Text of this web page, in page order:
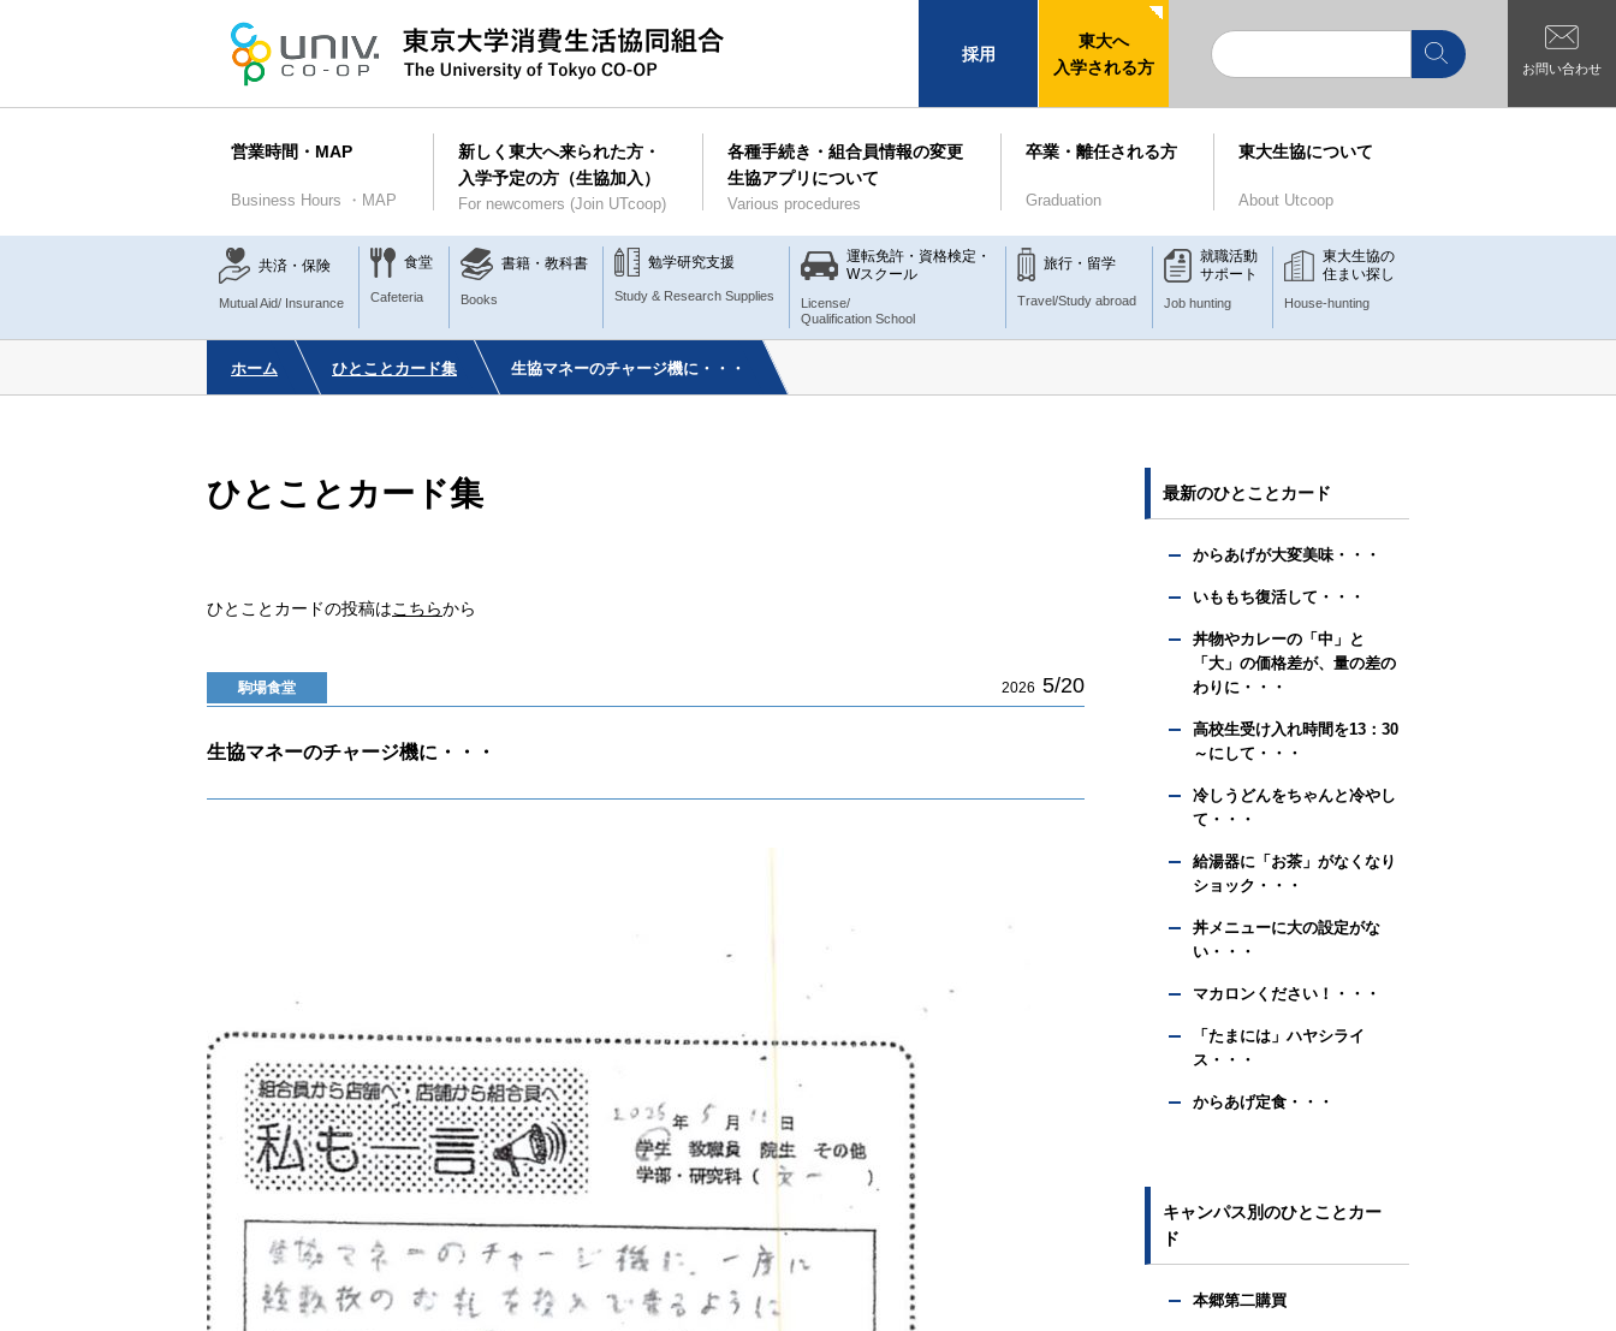
採用
東大へ
入学される方
お問い合わせ
営業時間・MAP
Business Hours ・MAP
新しく東大へ来られた方・
入学予定の方（生協加入）
For newcomers (Join UTcoop)
各種手続き・組合員情報の変更
生協アプリについて
Various procedures
卒業・離任される方
Graduation
東大生協について
About Utcoop
共済・保険
Mutual Aid/ Insurance
食堂
Cafeteria
書籍・教科書
Books
勉学研究支援
Study & Research Supplies
運転免許・資格検定・
Wスクール
License/
Qualification School
旅行・留学
Travel/Study abroad
就職活動
サポート
Job hunting
東大生協の
住まい探し
House-hunting
ホーム ひとことカード集 生協マネーのチャージ機に・・・
ひとことカード集
ひとことカードの投稿はこちらから
駒場食堂 2026 5/20
生協マネーのチャージ機に・・・
最新のひとことカード
からあげが大変美味・・・
いももち復活して・・・
丼物やカレーの「中」と
「大」の価格差が、量の差の
わりに・・・
高校生受け入れ時間を13：30
～にして・・・
冷しうどんをちゃんと冷やし
て・・・
給湯器に「お茶」がなくなり
ショック・・・
丼メニューに大の設定がな
い・・・
マカロンください！・・・
「たまには」ハヤシライ
ス・・・
からあげ定食・・・
キャンパス別のひとことカー
ド
本郷第二購買